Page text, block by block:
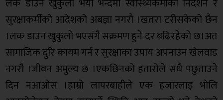
लक डाउन खुकुलो भयो भन्दैमा स्वास्थ्यकर्मीको निर्देशन र
सुरक्षाकर्मीको आदेशको अबज्ञा नगरौ ।खतरा टरीसकेको छैन
।लक डाउन खुकुलो भएसंगै सक्रमण हुने दर बढिरहेको छ।अत
सामाजिक दुरि कायम गर्न र सुरक्षाका उपाय अपनाउन खेलवाड
नगरौ ।जीवन अमुल्य छ ।एकछिनको हतारोले सधै पछुताउने
दिन नआओस ।हाम्रो लापरबाहीले एक हजारलाइ भोलि